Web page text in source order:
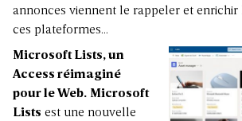
annonces viennent le rappeler et enrichir
ces plateformes…
Microsoft Lists, un
Access réimaginé
pour le Web. Microsoft
Lists est une nouvelle